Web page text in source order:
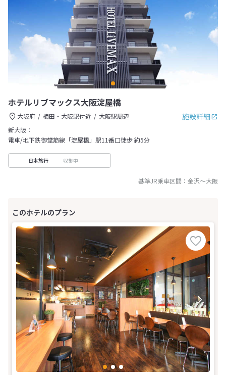
ホテルリブマックス大阪淀屋橋
施設詳細
大阪府 梅田・大阪駅付近
大阪駅周辺
新大阪：
電車/地下鉄御堂筋線「淀屋橋」駅11番口徒歩 約5分
日本旅行 収集中
基準JR乗車区間： 金沢～大阪